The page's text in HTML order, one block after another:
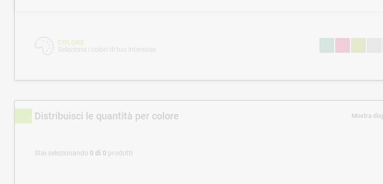
COLORE
Seleziona i colori di tuo interesse.
Distribuisci le quantità per colore Mostra
Stai selezionando 0 di 0 prodotti